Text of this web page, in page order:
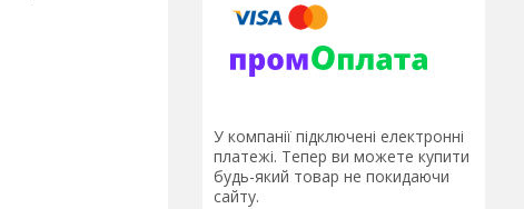
У компанії підключені електронні
платежі. Тепер ви можете купити
будь-який товар не покидаючи
сайту.